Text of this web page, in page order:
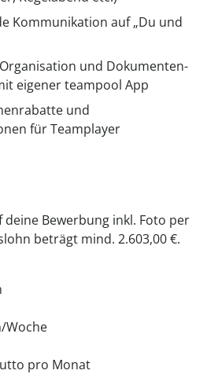
Kommunikation auf „Du und
und Dokumenten-
eigener teampool App
und
für Teamplayer
Bewerbung inkl. Foto per
beträgt mind. 2.603,00 €.
Woche
pro Monat